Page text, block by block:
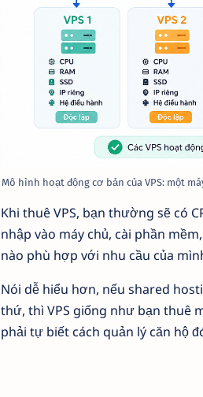
Mô hình hoạt động cơ bản của VPS: một
Khi thuê VPS, bạn thường sẽ có
nhập vào máy chủ, cài phần
nào phù hợp với nhu cầu của
Nói dễ hiểu hơn, nếu shared
thứ, thì VPS giống như bạn thuê
phải tự biết cách quản lý căn hộ